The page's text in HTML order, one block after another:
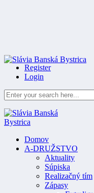
Register
Login
Domov
A-DRUŽSTVO
Aktuality
Súpiska
Realizačný tím
Zápasy